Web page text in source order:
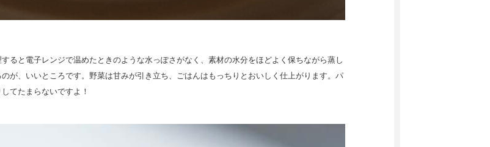
ると電子レンジで温めたときのような水っぽさがなく、素材の水分をほどよく保ちながら蒸し
が、いいところです。野菜は甘みが引き立ち、ごはんはもっちりとおいしく仕上がります。パ
てたまらないですよ！